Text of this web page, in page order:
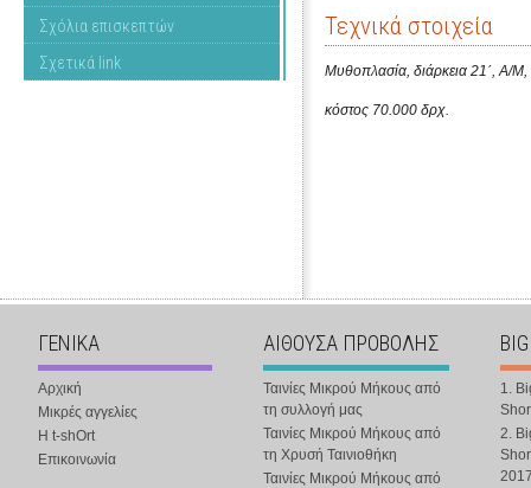
Σχόλια επισκεπτών
Σχετικά link
Τεχνικά στοιχεία
Μυθοπλασία, διάρκεια 21΄, Α/
κόστος 70.000 δρχ.
ΓΕΝΙΚΑ
Αρχική
Μικρές αγγελίες
Η t-shOrt
Επικοινωνία
ΑΙΘΟΥΣΑ ΠΡΟΒΟΛΗΣ
Ταινίες Μικρού Μήκους από
τη συλλογή μας
Ταινίες Μικρού Μήκους από
τη Χρυσή Ταινιοθήκη
Ταινίες Μικρού Μήκους από
1.
2.